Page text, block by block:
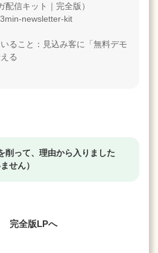
信キット｜完全版）
newsletter-kit
ること：見込み客に「無料デモ
る
削って、理由から入りました
せん）
完全版LPへ